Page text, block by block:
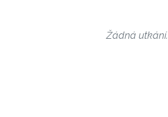
Žádná utkání.